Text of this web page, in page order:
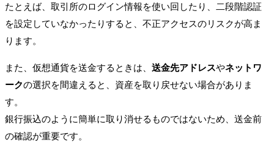
たとえば、取引所のログイン情報を使い回したり、二段階認証
を設定していなかったりすると、不正アクセスのリスクが高ま
ります。
また、仮想通貨を送金するときは、 送金先アドレスやネットワ
ークの選択を間違えると、資産を取り戻せない場合がありま
す。
銀行振込のように簡単に取り消せるものではないため、送金前
の確認が重要です。